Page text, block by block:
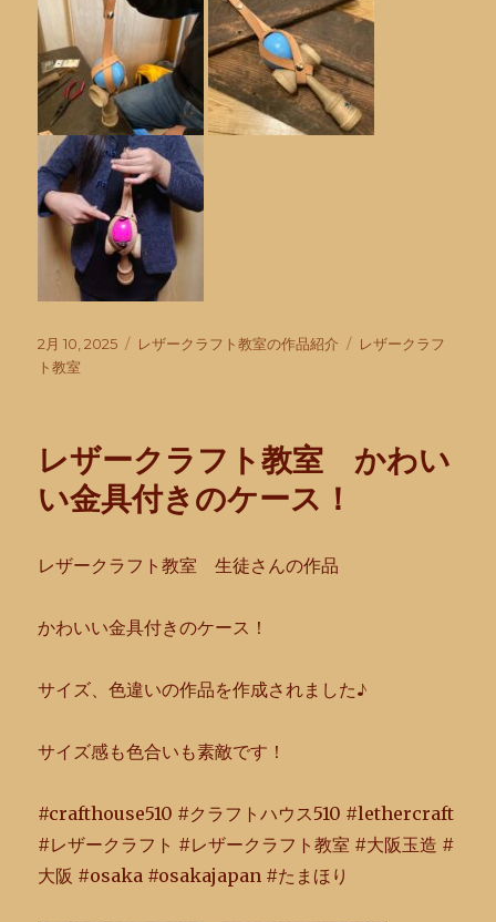
投
稿
2月 10, 2025
カ
レザークラフト教室の作品紹介
タ
レザークラフ
ト教室
レザークラフト教室 かわい
い金具付きのケース！
レザークラフト教室 生徒さんの作品
かわいい金具付きのケース！
サイズ、色違いの作品を作成されました♪
サイズ感も色合いも素敵です！
#crafthouse510 #クラフトハウス510 #lethercraft
#レザークラフト #レザークラフト教室 #大阪玉造 #
大阪 #osaka #osakajapan #たまほり